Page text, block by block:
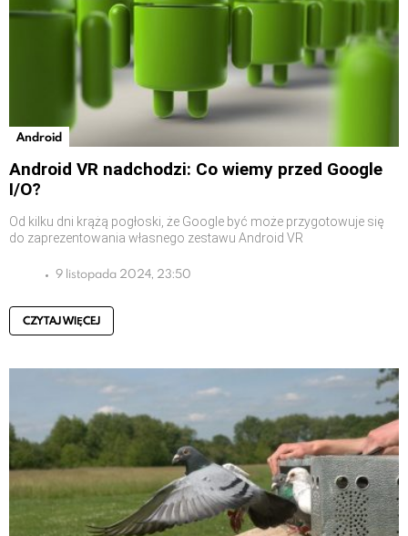
Android
Android VR nadchodzi: Co wiemy przed Google
I/O?
Od kilku dni krążą pogłoski, że Google być może przygotowuje się
do zaprezentowania własnego zestawu Android VR
9 listopada 2024, 23:50
CZYTAJ WIĘCEJ